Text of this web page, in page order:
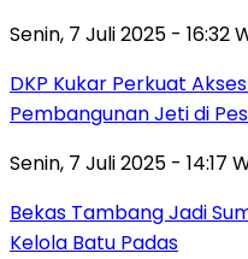
Senin, 7 Juli 2025 - 16:32
DKP Kukar Perkuat
Pembangunan Jeti di
Senin, 7 Juli 2025 - 14:17
Bekas Tambang Jadi
Kelola Batu Padas